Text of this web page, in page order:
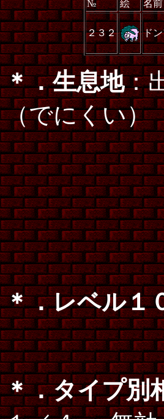
№ 絵 名前
２３２ ド
＊．生息地：
（でにくい）
＊．レベル１
＊．タイプ別